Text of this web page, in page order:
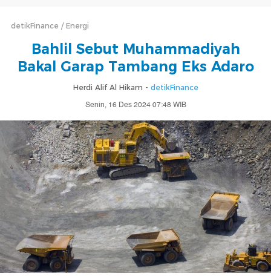
detikFinance Energi
Bahlil Sebut Muhammadiyah
Bakal Garap Tambang Eks Adaro
Herdi Alif Al Hikam - detikFinance
Senin, 16 Des 2024 07:48 WIB